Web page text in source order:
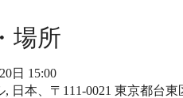
場所
日 15:00
, 日本、〒111-0021 東京都台